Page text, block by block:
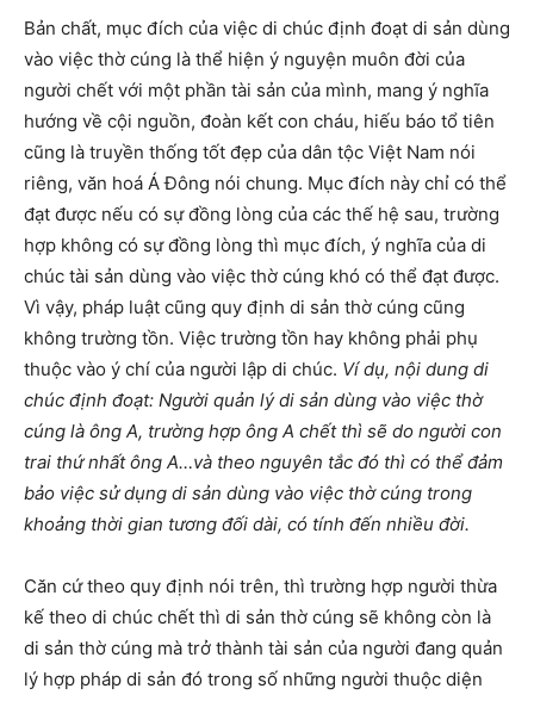
Bản chất, mục đích của việc di chúc định đoạt di sản dùng
vào việc thờ cúng là thể hiện ý nguyện muôn đời của
người chết với một phần tài sản của mình, mang ý nghĩa
hướng về cội nguồn, đoàn kết con cháu, hiếu báo tổ tiên
cũng là truyền thống tốt đẹp của dân tộc Việt Nam nói
riêng, văn hoá Á Đông nói chung. Mục đích này chỉ có thể
đạt được nếu có sự đồng lòng của các thế hệ sau, trường
hợp không có sự đồng lòng thì mục đích, ý nghĩa của di
chúc tài sản dùng vào việc thờ cúng khó có thể đạt được.
Vì vậy, pháp luật cũng quy định di sản thờ cúng cũng
không trường tồn. Việc trường tồn hay không phải phụ
thuộc vào ý chí của người lập di chúc. Ví dụ, nội dung di
chúc định đoạt: Người quản lý di sản dùng vào việc thờ
cúng là ông A, trường hợp ông A chết thì sẽ do người con
trai thứ nhất ông A…và theo nguyên tắc đó thì có thể đảm
bảo việc sử dụng di sản dùng vào việc thờ cúng trong
khoảng thời gian tương đối dài, có tính đến nhiều đời.
Căn cứ theo quy định nói trên, thì trường hợp người thừa
kế theo di chúc chết thì di sản thờ cúng sẽ không còn là
di sản thờ cúng mà trở thành tài sản của người đang quản
lý hợp pháp di sản đó trong số những người thuộc diện